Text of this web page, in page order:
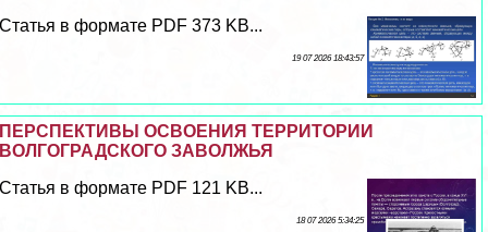
Статья в формате PDF 373 KB...
19 07 2026 18:43:57
ПЕРСПЕКТИВЫ ОСВОЕНИЯ ТЕРРИТОРИИ
ВОЛГОГРАДСКОГО ЗАВОЛЖЬЯ
Статья в формате PDF 121 KB...
18 07 2026 5:34:25